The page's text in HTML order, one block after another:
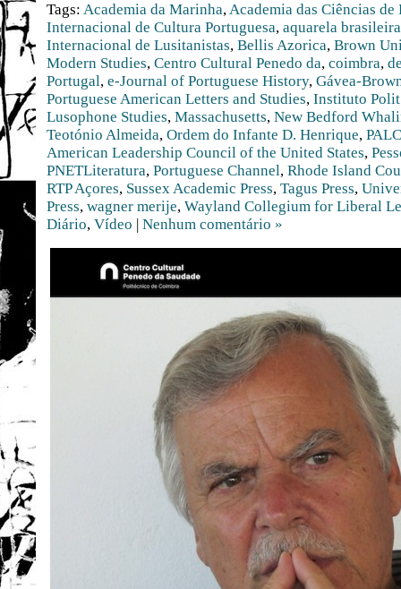
Tags: Academia da Marinha,Academia das Ciências de
Internacional de Cultura Portuguesa, aquarela brasileira
Internacional de Lusitanistas, Bellis Azorica, Brown
Modern Studies, Centro Cultural Penedo da, coimbra,
Portugal, e-Journal of Portuguese History, Gávea-
Portuguese American Letters and Studies, Instituto
Lusophone Studies, Massachusetts, New Bedford
Teotónio Almeida, Ordem do Infante D. Henrique,
American Leadership Council of the United States,
PNETLiteratura, Portuguese Channel, Rhode Island
RTP Açores, Sussex Academic Press, Tagus Press,
Press, wagner merije, Wayland Collegium for Liberal
Diário, Vídeo | Nenhum comentário »